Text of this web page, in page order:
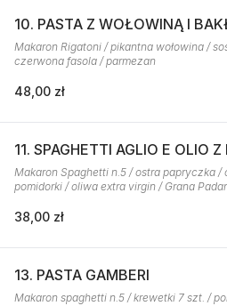
10. PASTA Z WOŁOWINĄ I
Makaron Rigatoni / pikantna wołowina /
czerwona fasola / parmezan
48,00 zł
11. SPAGHETTI AGLIO E OLIO
Makaron Spaghetti n.5 / ostra papryczka
pomidorki / oliwa extra virgin / Grana
38,00 zł
13. PASTA GAMBERI
Makaron spaghetti n.5 / krewetki 7 szt. /